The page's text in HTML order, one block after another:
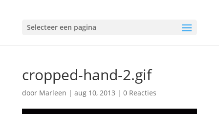
Selecteer een pagina
cropped-hand-2.gif
door Marleen | aug 10, 2013 | 0 Reacties